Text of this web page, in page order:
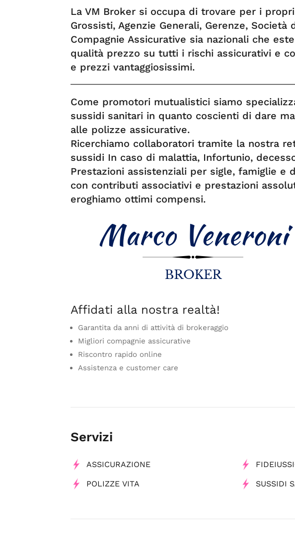
La VM Broker si occupa di trovare per i
Grossisti, Agenzie Generali, Gerenze, Società
Compagnie Assicurative sia nazionali che
qualità prezzo su tutti i rischi assicurativi e
e prezzi vantaggiosissimi.
Come promotori mutualistici siamo
sussidi sanitari in quanto coscienti di dare
alle polizze assicurative.
Ricerchiamo collaboratori tramite la nostra
sussidi In caso di malattia, Infortunio,
Prestazioni assistenziali per sigle, famiglie e
con contributi associativi e prestazioni
eroghiamo ottimi compensi.
Affidati alla nostra realtà!
Garantita da anni di attività di brokeraggio
Migliori compagnie assicurative
Riscontro rapido online
Assistenza e customer care
Servizi
ASSICURAZIONE
POLIZZE VITA SUSSIDI